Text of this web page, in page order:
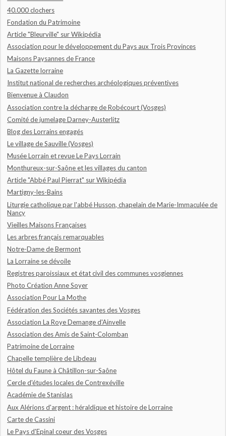
40.000 clochers
Fondation du Patrimoine
Article "Bleurville" sur Wikipédia
Association pour le développement du Pays aux Trois Provinces
Maisons Paysannes de France
La Gazette lorraine
Institut national de recherches archéologiques préventives
Bienvenue à Claudon
Association contre la décharge de Robécourt (Vosges)
Comité de jumelage Darney-Austerlitz
Blog des Lorrains engagés
Le village de Sauville (Vosges)
Musée Lorrain et revue Le Pays Lorrain
Monthureux-sur-Saône et les villages du canton
Article "Abbé Paul Pierrat" sur Wikipédia
Martigny-les-Bains
Liturgie catholique par l'abbé Husson, chapelain de Marie-Immaculée de
Nancy
Vieilles Maisons Françaises
Les arbres français remarquables
Notre-Dame de Bermont
La Lorraine se dévoile
Registres paroissiaux et état civil des communes vosgiennes
Photo Création Anne Soyer
Association Pour La Mothe
Fédération des Sociétés savantes des Vosges
Association La Roye Demange d'Ainvelle
Association des Amis de Saint-Colomban
Patrimoine de Lorraine
Chapelle templière de Libdeau
Hôtel du Faune à Châtillon-sur-Saône
Cercle d'études locales de Contrexéville
Académie de Stanislas
Aux Alérions d'argent : héraldique et histoire de Lorraine
Carte de Cassini
Le Pays d'Epinal coeur des Vosges